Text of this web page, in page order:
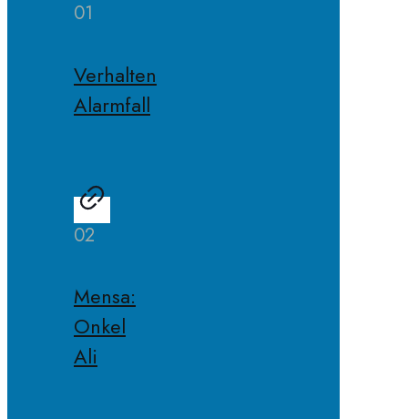
01
Verhalten
Alarmfall
02
Mensa:
Onkel
Ali